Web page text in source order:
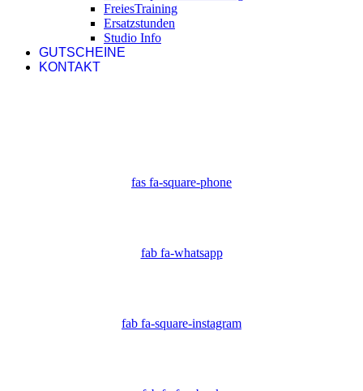
FreiesTraining
Ersatzstunden
Studio Info
GUTSCHEINE
KONTAKT
fas fa-square-phone
fab fa-whatsapp
fab fa-square-instagram